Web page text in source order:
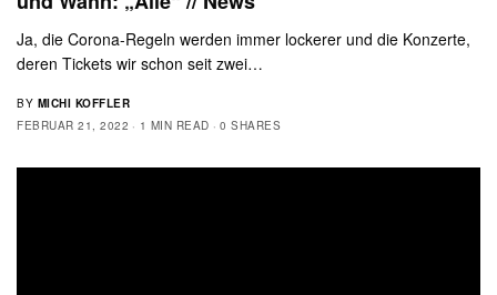
Ja, die Corona-Regeln werden immer lockerer und die Konzerte,
deren Tickets wir schon seit zwei…
BY MICHI KOFFLER
FEBRUAR 21, 2022
1 MIN READ 0 SHARES